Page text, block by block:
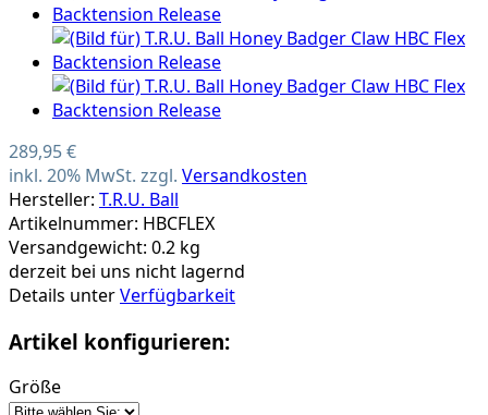
289,95 €
inkl. 20% MwSt. zzgl. Versandkosten
Hersteller: T.R.U. Ball
Artikelnummer: HBCFLEX
Versandgewicht: 0.2 kg
derzeit bei uns nicht lagernd
Details unterVerfügbarkeit
Artikel konfigurieren:
Größe